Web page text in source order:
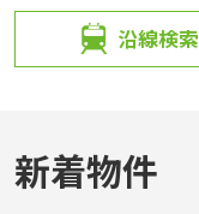
沿線検索
新着物件